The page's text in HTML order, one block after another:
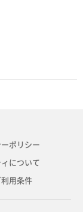
ポリシー
について
用条件